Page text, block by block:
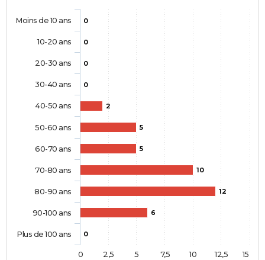
0
0
0
0
2
5
5
10
12
6
0
Moins de 10 ans
10-20 ans
20-30 ans
30-40 ans
40-50 ans
50-60 ans
60-70 ans
70-80 ans
80-90 ans
90-100 ans
Plus de 100 ans
0 2,5 5 7,5 10 12,5 15